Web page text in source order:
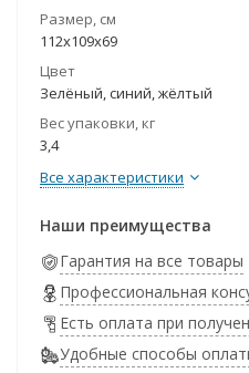
Размер, см
112х109х69
Цвет
Зелёный, синий, жёлтый
Вес упаковки, кг
3,4
Все характеристики
Наши преимущества
Гарантия на все товары
Профессиональная
Есть оплата при
Удобные способы